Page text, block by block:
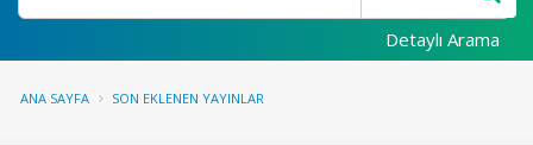
Detaylı Arama
ANA SAYFA SON EKLENEN YAYINLAR